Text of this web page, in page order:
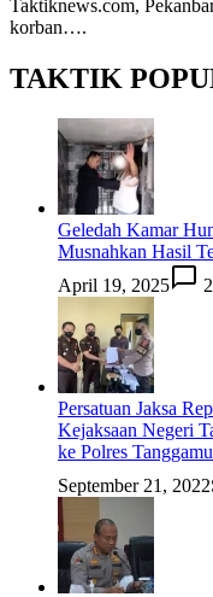
Taktiknews.com,
korban….
TAKTIK
Geledah Kamar
Musnahkan Hasil
April 19, 2025
2
Persatuan Jaksa
Kejaksaan Negeri
ke Polres
September 21, 2022